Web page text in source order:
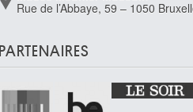
Rue de l’Abbaye, 59 – 1050
PARTENAIRES